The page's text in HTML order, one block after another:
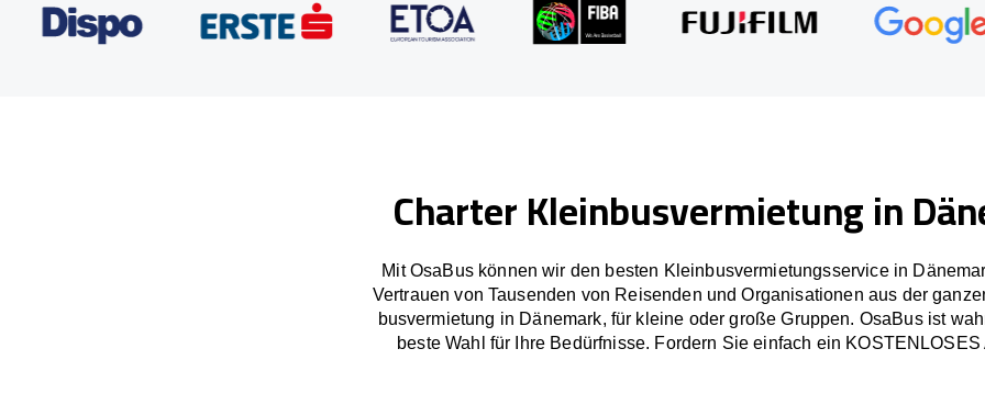
Charter Kleinbusvermietung in
Mit OsaBus können wir den besten Kleinbusvermietungsservice in
Vertrauen von Tausenden von Reisenden und Organisationen aus der
busvermietung in Dänemark, für kleine oder große Gruppen. OsaBus ist
beste Wahl für Ihre Bedürfnisse. Fordern Sie einfach ein KOSTENLOSES